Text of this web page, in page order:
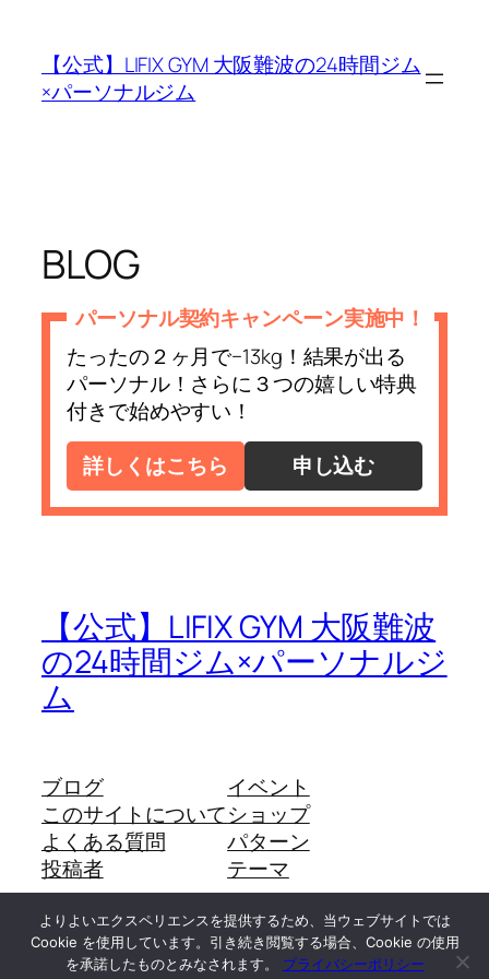
【公式】LIFIX GYM 大阪難波の24時間ジム
×パーソナルジム
BLOG
パーソナル契約キャンペーン実施中！
たったの２ヶ月で−13kg！結果が出る
パーソナル！さらに３つの嬉しい特典
付きで始めやすい！
詳しくはこちら
申し込む
【公式】LIFIX GYM 大阪難波
の24時間ジム×パーソナルジ
ム
ブログ
このサイトについて
よくある質問
投稿者
イベント
ショップ
パターン
テーマ
Twenty Twenty-Five Designed withWordPress
よりよいエクスペリエンスを提供するため、当ウェブサイトでは
Cookie を使用しています。引き続き閲覧する場合、Cookie の使用
を承諾したものとみなされます。 プライバシーポリシー